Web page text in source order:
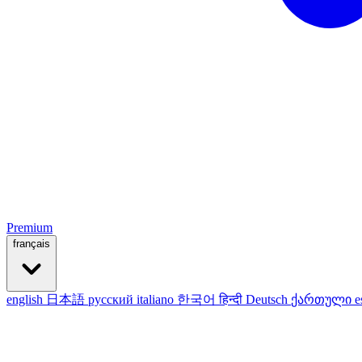
Premium
français
english 日本語 русский italiano 한국어हिन्दी Deutsch ქართული